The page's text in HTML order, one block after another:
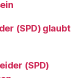
(SPD) glaubt
(SPD)